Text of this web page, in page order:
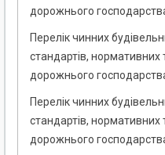
дорожнього
Перелік чинних
стандартів, нормативних
дорожнього
Перелік чинних
стандартів, нормативних
дорожнього